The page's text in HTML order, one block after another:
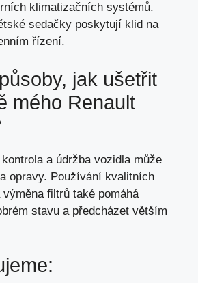
klimatizačních systémů.
sedačky poskytují klid na
řízení.
jak ušetřit
mého Renault
a údržba vozidla může
opravy. Používání kvalitních
filtrů také pomáhá
stavu a předcházet větším